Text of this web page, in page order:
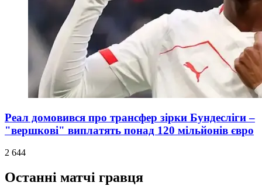
Реал домовився про трансфер зірки Бундесліги –
"вершкові" виплатять понад 120 мільйонів євро
2 644
Останні матчі гравця